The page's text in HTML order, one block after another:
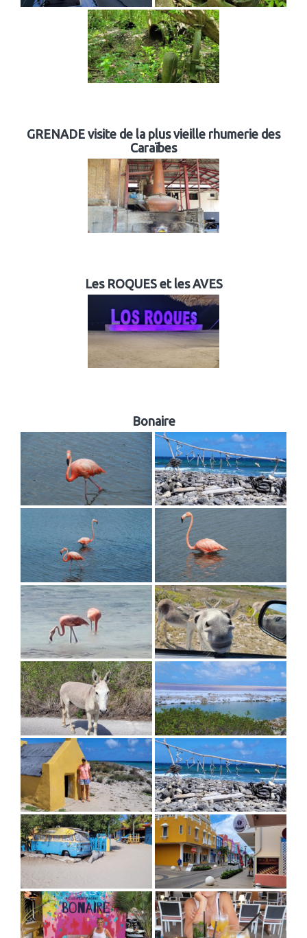
GRENADE visite de la plus vieille rhumerie des
Caraïbes
Les ROQUES et les AVES
Bonaire